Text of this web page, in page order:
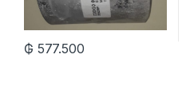
₲ 577.500